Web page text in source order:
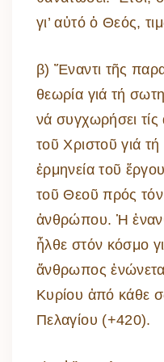
γι’ αὐτό ὁ Θεός,
β) Ἔναντι τῆς
θεωρία γιά τή
νά συγχωρήσει
τοῦ Χριστοῦ γιά
ἑρμηνεία τοῦ
τοῦ Θεοῦ πρός τόν
ἀνθρώπου. Ἡ
ἦλθε στόν κόσμο
ἄνθρωπος
Κυρίου ἀπό κάθε
Πελαγίου (+420).